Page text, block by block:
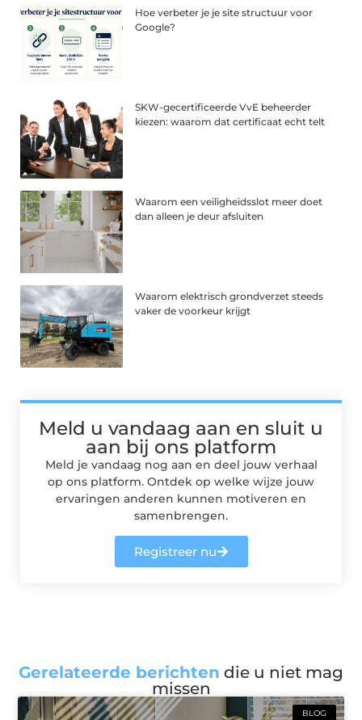
Hoe verbeter je je site structuur voor
Google?
SKW-gecertificeerde VvE beheerder
kiezen: waarom dat certificaat echt telt
Waarom een veiligheidsslot meer doet
dan alleen je deur afsluiten
Waarom elektrisch grondverzet steeds
vaker de voorkeur krijgt
Meld u vandaag aan en sluit u
aan bij ons platform
Meld je vandaag nog aan en deel jouw verhaal
op ons platform. Ontdek op welke wijze jouw
ervaringen anderen kunnen motiveren en
samenbrengen.
Registreer nu
Gerelateerde berichten die u niet mag
missen
BLOG